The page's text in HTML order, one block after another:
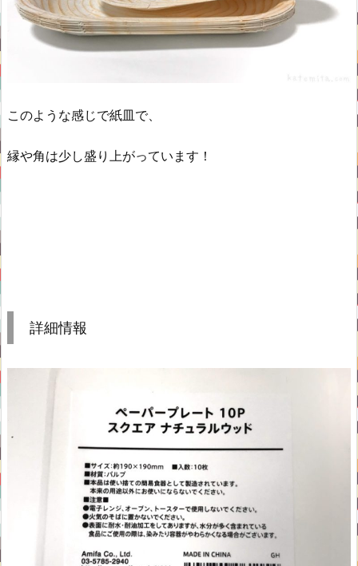
このような感じで紙皿で、
縁や角は少し盛り上がっています！
詳細情報